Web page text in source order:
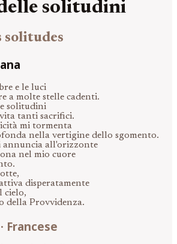
solitudini
solitudes
e le luci
a molte stelle cadenti.
solitudini
tanti sacrifici.
mi tormenta
nella vertigine dello sgomento.
annuncia all'orizzonte
nel mio cuore
disperatamente
cielo,
della Provvidenza.
· Francese